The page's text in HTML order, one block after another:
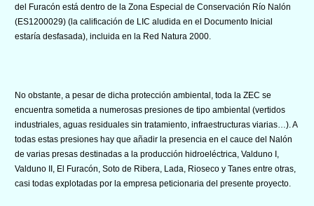
del Furacón está dentro de la Zona Especial de Conservación Río Nalón
(ES1200029) (la calificación de LIC aludida en el Documento Inicial
estaría desfasada), incluida en la Red Natura 2000.
No obstante, a pesar de dicha protección ambiental, toda la ZEC se
encuentra sometida a numerosas presiones de tipo ambiental (vertidos
industriales, aguas residuales sin tratamiento, infraestructuras viarias…). A
todas estas presiones hay que añadir la presencia en el cauce del Nalón
de varias presas destinadas a la producción hidroeléctrica, Valduno I,
Valduno II, El Furacón, Soto de Ribera, Lada, Rioseco y Tanes entre otras,
casi todas explotadas por la empresa peticionaria del presente proyecto.